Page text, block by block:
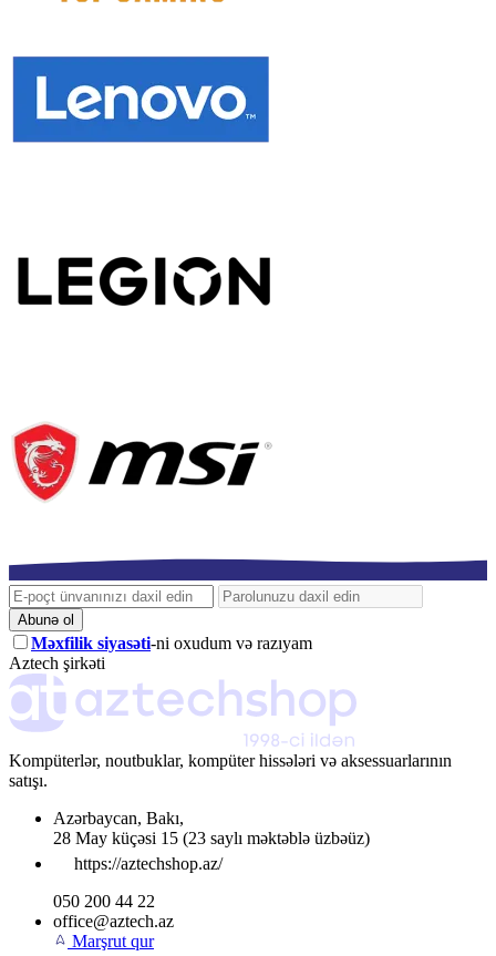
Abunə ol
Məxfilik siyasəti-ni oxudum və razıyam
Aztech şirkəti
Kompüterlər, noutbuklar, kompüter hissələri və aksessuarlarının
satışı.
Azərbaycan, Bakı,
28 May küçəsi 15 (23 saylı məktəblə üzbəüz)
https://aztechshop.az/
050 200 44 22
office@aztech.az
Marşrut qur